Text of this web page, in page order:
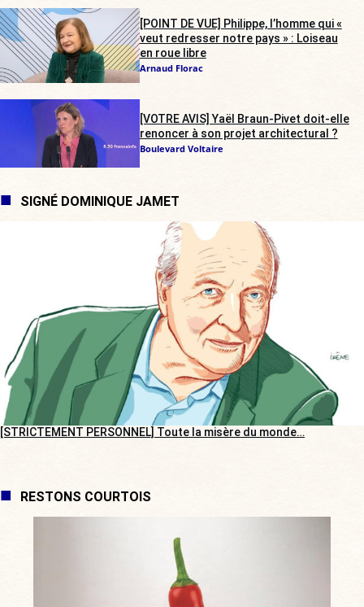
[POINT DE VUE] Philippe, l’homme qui «
veut redresser notre pays » : Loiseau
en roue libre
Arnaud Florac
[VOTRE AVIS] Yaël Braun-Pivet doit-elle
renoncer à son projet architectural ?
Boulevard Voltaire
SIGNÉ DOMINIQUE JAMET
[STRICTEMENT PERSONNEL] Toute la misère du monde…
RESTONS COURTOIS